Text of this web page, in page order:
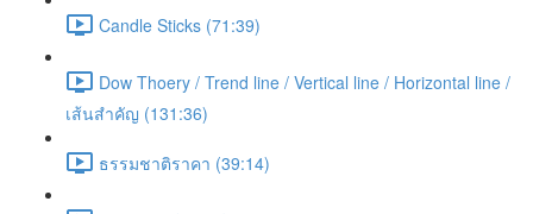
Candle Sticks (71:39)
Dow Thoery / Trend line / Vertical line / Horizontal line /
เส้นสำคัญ (131:36)
ธรรมชาติราคา (39:14)